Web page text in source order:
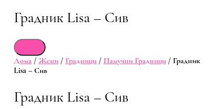
Градник Lisa – Сив
Дома / Жени / Градници / Памучни Градници / Градник
Lisa – Сив
Градник Lisa – Сив